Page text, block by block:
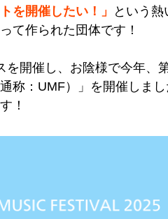
を開催したい！」
という
て作られた団体です！
を開催し、お陰様で今年、
称：UMF）」を開催しま
！